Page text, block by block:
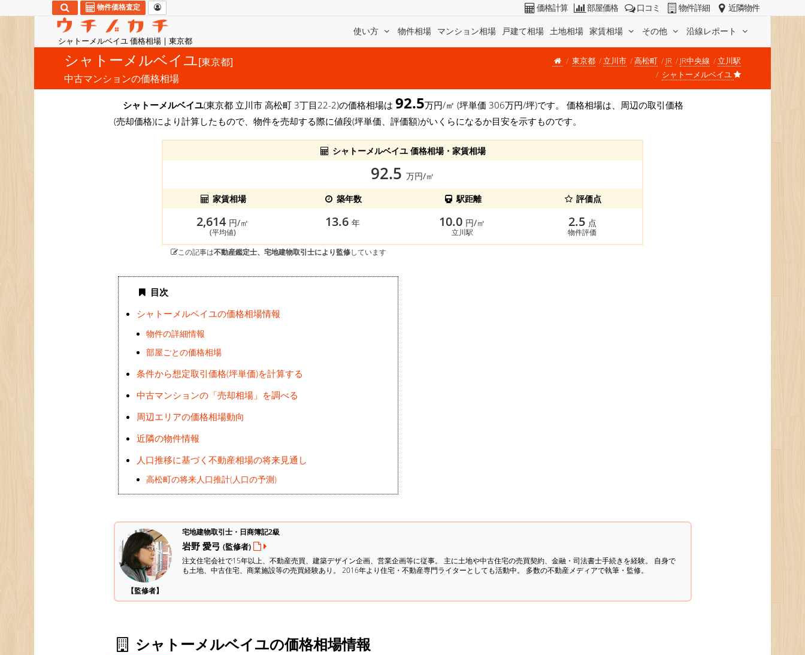
シャトーメルベイユ 価格相場 | 東京都
使い方 物件相場 マンション相場 戸建て相場 土地相場 家賃相場 その他 沿線レポート
物件価格査定 価格計算 部屋価格 口コミ 物件詳細 近隣物件
シャトーメルベイユ[東京都]
中古マンションの価格相場
東京都 立川市 高松町 JR JR中央線
立川駅
シャトーメルベイユ
シャトーメルベイユ(東京都 立川市 高松町 3丁目22-2)の価格相場は 92.5万円/㎡ (坪単価 306万円/坪)です。 価格相場は、周辺の取引価格
(売却価格)により計算したもので、物件を売却する際に値段(坪単価、評価額)がいくらになるか目安を示すものです。
シャトーメルベイユ 価格相場・家賃相場
92.5 万円/㎡
家賃相場
築年数 駅距離 評価点
2,614 円/㎡
(平均値)
13.6 年 10.0 円/㎡
立川駅
2.5 点
物件評価
この記事は不動産鑑定士、宅地建物取引士により監修しています
目次
シャトーメルベイユの価格相場情報
物件の詳細情報
部屋ごとの価格相場
条件から想定取引価格(坪単価)を計算する
中古マンションの「売却相場」を調べる
周辺エリアの価格相場動向
近隣の物件情報
人口推移に基づく不動産相場の将来見通し
高松町の将来人口推計(人口の予測)
【監修者】
宅地建物取引士・日商簿記2級
岩野 愛弓 (監修者)
注文住宅会社で15年以上、不動産売買、建築デザイン企画、営業企画等に従事。 主に土地や中古住宅の売買契約、金融・司法書士手続きを経験。 自身で
も土地、中古住宅、商業施設等の売買経験あり。 2016年より住宅・不動産専門ライターとしても活動中。 多数の不動産メディアで執筆・監修。
シャトーメルベイユの価格相場情報